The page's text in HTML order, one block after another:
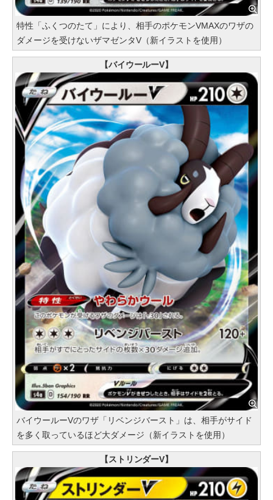
特性「ふくつのたて」により、相手のポケモンVMAXのワザの
ダメージを受けないザマゼンタV（新イラストを使用）
【バイウールーV】
バイウールーVのワザ「リベンジバースト」は、相手がサイド
を多く取っているほど大ダメージ（新イラストを使用）
【ストリンダーV】